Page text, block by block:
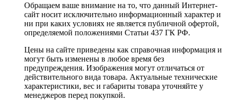
Обращаем ваше внимание на то, что данный Интернет-
сайт носит исключительно информационный характер и
ни при каких условиях не является публичной офертой,
определяемой положениями Статьи 437 ГК РФ.
Цены на сайте приведены как справочная информация и
могут быть изменены в любое время без
предупреждения. Изображения могут отличаться от
действительного вида товара. Актуальные технические
характеристики, вес и габариты товара уточняйте у
менеджеров перед покупкой.